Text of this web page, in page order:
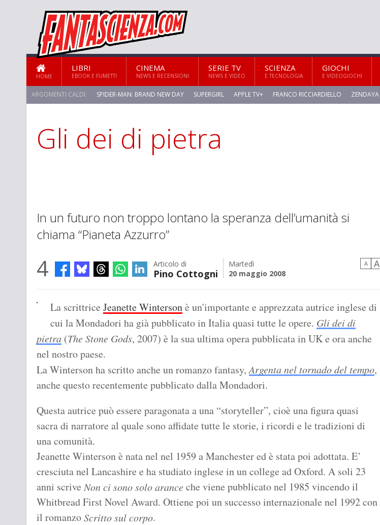
HOME
LIBRI
EBOOK E FUMETTI
CINEMA
NEWS E RECENSIONI
SERIE TV
NEWS E VIDEO
SCIENZA
E TECNOLOGIA
GIOCHI
E VIDEOGIOCHI
ARGOMENTI CALDI: SPIDER-MAN: BRAND NEW DAY SUPERGIRL APPLE TV+ FRANCO RICCIARDIELLO ZENDAYA
STAR TREK: STRANGE NEW WORLDS
Gli dei di pietra
In un futuro non troppo lontano la speranza dell’umanità si
chiama “Pianeta Azzurro”
4 Articolo di
Pino Cottogni
Martedì
20 maggio 2008
A A
La scrittrice Jeanette Wintersonè un'importante e apprezzata autrice inglese di
cui la Mondadori ha già pubblicato in Italia quasi tutte le opere. Gli dei di
pietra (The Stone Gods, 2007) è la sua ultima opera pubblicata in UK e ora anche
nel nostro paese.
La Winterson ha scritto anche un romanzo fantasy,Argenta nel tornado del tempo,
anche questo recentemente pubblicato dalla Mondadori.
Questa autrice può essere paragonata a una “storyteller”, cioè una figura quasi
sacra di narratore al quale sono affidate tutte le storie, i ricordi e le tradizioni di
una comunità.
Jeanette Winterson è nata nel nel 1959 a Manchester ed è stata poi adottata. E’
cresciuta nel Lancashire e ha studiato inglese in un college ad Oxford. A soli 23
anni scrive Non ci sono solo arance che viene pubblicato nel 1985 vincendo il
Whitbread First Novel Award. Ottiene poi un successo internazionale nel 1992 con
il romanzoScritto sul corpo.